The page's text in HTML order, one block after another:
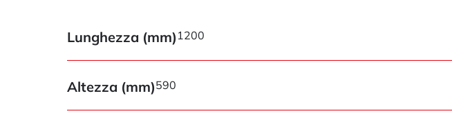
Lunghezza (mm) 1200
Altezza (mm)590